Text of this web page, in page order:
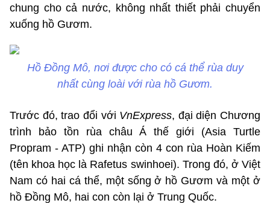
chung cho cả nước, không nhất thiết phải chuyển
xuống hồ Gươm.
Hồ Đồng Mô, nơi được cho có cá thể rùa duy
nhất cùng loài với rùa hồ Gươm.
Trước đó, trao đổi với VnExpress, đại diện Chương
trình bảo tồn rùa châu Á thế giới (Asia Turtle
Propram - ATP) ghi nhận còn 4 con rùa Hoàn Kiếm
(tên khoa học là Rafetus swinhoei). Trong đó, ở Việt
Nam có hai cá thể, một sống ở hồ Gươm và một ở
hồ Đồng Mô, hai con còn lại ở Trung Quốc.